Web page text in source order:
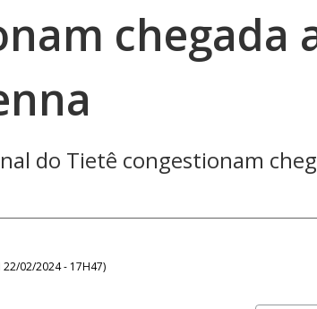
chegada
do Tietê congestionam
22/02/2024 - 17H47)